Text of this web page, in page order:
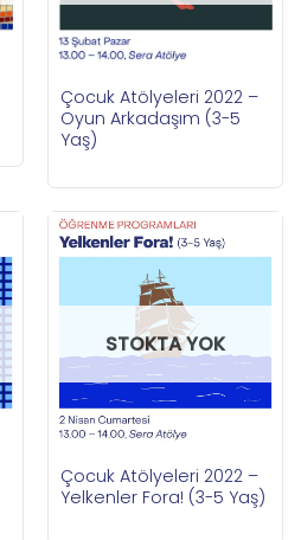
Çocuk Atölyeleri 2022 –
Oyun Arkadaşım (3-5
Yaş)
STOKTA YOK
Çocuk Atölyeleri 2022 –
Yelkenler Fora! (3-5 Yaş)